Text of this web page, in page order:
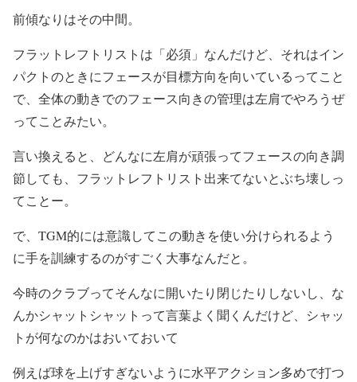
前傾なりはその中間。
フラットレフトリストは「必須」なんだけど、それはイン
パクトのときにフェースが目標方向を向いているってこと
で、全体の動きでのフェース向きの管理は左肩でやろうぜ
ってことみたい。
言い換えると、どんなに左肩が頑張ってフェースの向き調
節しても、フラットレフトリスト出来てないとぶち壊しっ
てことー。
で、TGM的には意識してこの動きを使い分けられるよう
に手を訓練するのがすごく大事なんだと。
今時のクラブってそんなに開いたり閉じたりしないし、な
んかシャットシャットって言葉よく聞くんだけど、シャッ
トが何なのかはおいておいて
例えば球を上げすぎないように水平アクション多めで打つ